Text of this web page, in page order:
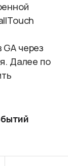
через
Далее по